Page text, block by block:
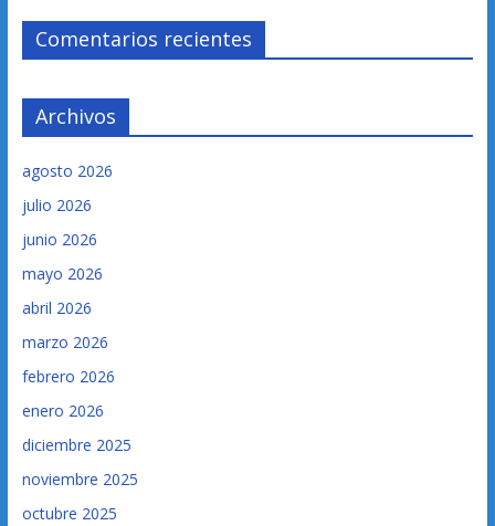
Comentarios recientes
Archivos
agosto 2026
julio 2026
junio 2026
mayo 2026
abril 2026
marzo 2026
febrero 2026
enero 2026
diciembre 2025
noviembre 2025
octubre 2025